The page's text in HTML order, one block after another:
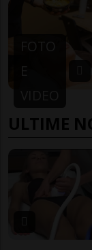
FOTO
E
ULTIME